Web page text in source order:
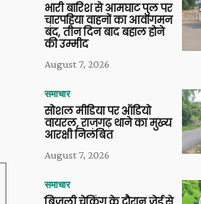
भारी बारिश से आमघाट पुल पर
चारपहिया वाहनों का आवागमन
बंद, तीन दिन बाद बहाल होने
की उम्मीद
August 7, 2026
समाचार
सोशल मीडिया पर ऑडियो
वायरल, राजगढ़ थाने का मुख्य
आरक्षी निलंबित
August 7, 2026
समाचार